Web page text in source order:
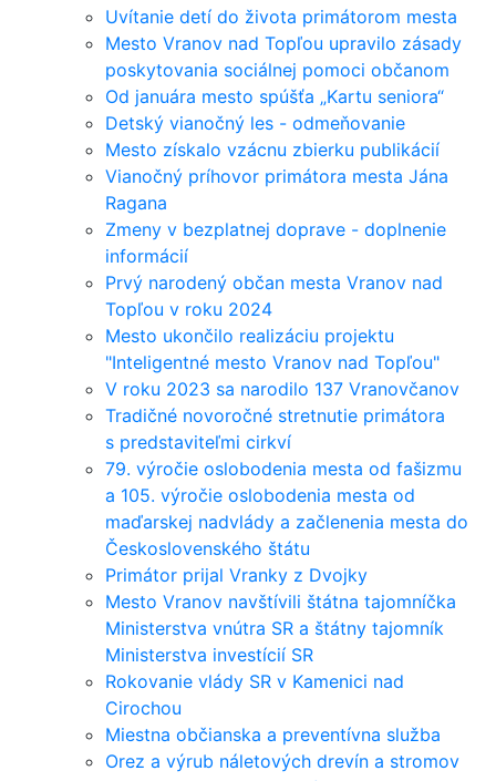
Uvítanie detí do života primátorom mesta
Mesto Vranov nad Topľou upravilo zásady
poskytovania sociálnej pomoci občanom
Od januára mesto spúšťa „Kartu seniora“
Detský vianočný les - odmeňovanie
Mesto získalo vzácnu zbierku publikácií
Vianočný príhovor primátora mesta Jána
Ragana
Zmeny v bezplatnej doprave - doplnenie
informácií
Prvý narodený občan mesta Vranov nad
Topľou v roku 2024
Mesto ukončilo realizáciu projektu
"Inteligentné mesto Vranov nad Topľou"
V roku 2023 sa narodilo 137 Vranovčanov
Tradičné novoročné stretnutie primátora
s predstaviteľmi cirkví
79. výročie oslobodenia mesta od fašizmu
a 105. výročie oslobodenia mesta od
maďarskej nadvlády a začlenenia mesta do
Československého štátu
Primátor prijal Vranky z Dvojky
Mesto Vranov navštívili štátna tajomníčka
Ministerstva vnútra SR a štátny tajomník
Ministerstva investícií SR
Rokovanie vlády SR v Kamenici nad
Cirochou
Miestna občianska a preventívna služba
Orez a výrub náletových drevín a stromov